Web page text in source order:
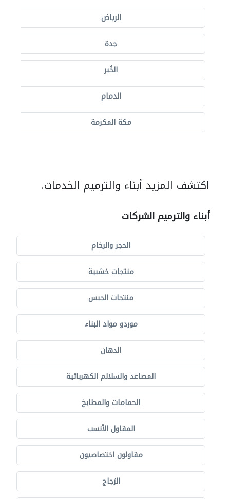
الرياض
جدة
الخُبر
الدمام
مكة المكرمة
اكتشف المزيد أبناء والترميم الخدمات.
أبناء والترميم الشركات
الحجر والرخام
منتجات خشبية
منتجات الجبس
موردو مواد البناء
الدهان
المصاعد والسلالم الكهربائية
الحمامات والمطابخ
المقاول الأنسب
مقاولون اختصاصيون
الزجاج